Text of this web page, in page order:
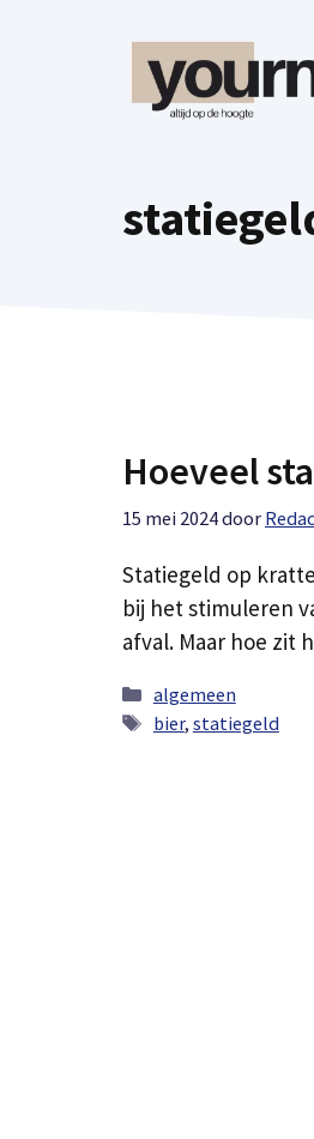
Hoeveel
15 mei 2024door
Statiegeld op
bij het stimuleren
afval. Maar hoe zit
Categorieën
algemeen
Tags
bier, statiegeld